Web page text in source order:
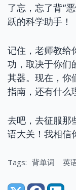
了忘，忘了背”
跃的科学助手！
记住，老师教给
功，取决于你们
其器。现在，你
指南，还有什么
去吧，去征服那
语大关！我相信
Tags: 背单词 英